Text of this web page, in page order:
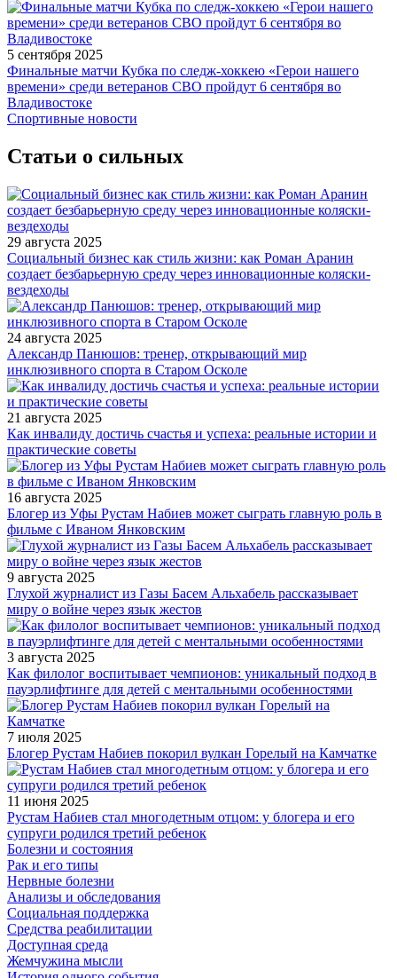
5 сентября 2025
Финальные матчи Кубка по следж-хоккею «Герои нашего
времени» среди ветеранов СВО пройдут 6 сентября во
Владивостоке
Спортивные новости
Статьи о сильных
29 августа 2025
Социальный бизнес как стиль жизни: как Роман Аранин
создает безбарьерную среду через инновационные коляски-
вездеходы
24 августа 2025
Александр Панюшов: тренер, открывающий мир
инклюзивного спорта в Старом Осколе
21 августа 2025
Как инвалиду достичь счастья и успеха: реальные истории и
практические советы
16 августа 2025
Блогер из Уфы Рустам Набиев может сыграть главную роль в
фильме с Иваном Янковским
9 августа 2025
Глухой журналист из Газы Басем Альхабель рассказывает
миру о войне через язык жестов
3 августа 2025
Как филолог воспитывает чемпионов: уникальный подход в
пауэрлифтинге для детей с ментальными особенностями
7 июля 2025
Блогер Рустам Набиев покорил вулкан Горелый на Камчатке
11 июня 2025
Рустам Набиев стал многодетным отцом: у блогера и его
супруги родился третий ребенок
Болезни и состояния
Рак и его типы
Нервные болезни
Анализы и обследования
Социальная поддержка
Средства реабилитации
Доступная среда
Жемчужина мысли